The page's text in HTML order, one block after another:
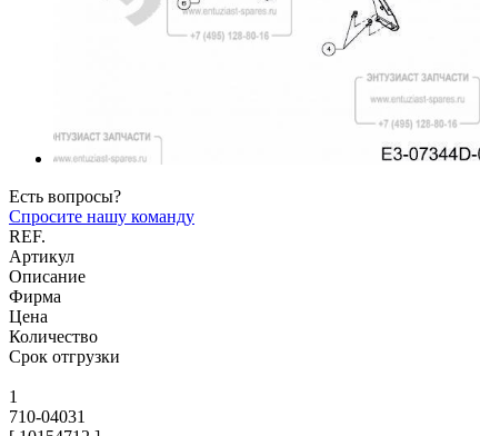
Есть вопросы?
Спросите нашу команду
REF.
Артикул
Описание
Фирма
Цена
Количество
Срок отгрузки
1
710-04031